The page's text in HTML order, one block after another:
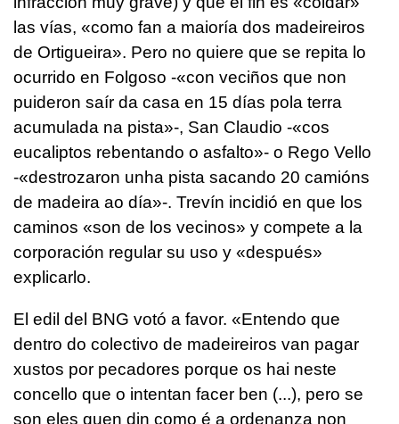
las vías, «como fan a maioría dos madeireiros
de Ortigueira». Pero no quiere que se repita lo
ocurrido en Folgoso -«con veciños que non
puideron saír da casa en 15 días pola terra
acumulada na pista»-, San Claudio -«cos
eucaliptos rebentando o asfalto»- o Rego Vello
-«destrozaron unha pista sacando 20 camións
de madeira ao día»-. Trevín incidió en que los
caminos «son de los vecinos» y compete a la
corporación regular su uso y «después»
explicarlo.
El edil del BNG votó a favor. «Entendo que
dentro do colectivo de madeireiros van pagar
xustos por pecadores porque os hai neste
concello que o intentan facer ben (...), pero se
son eles quen din como é a ordenanza non